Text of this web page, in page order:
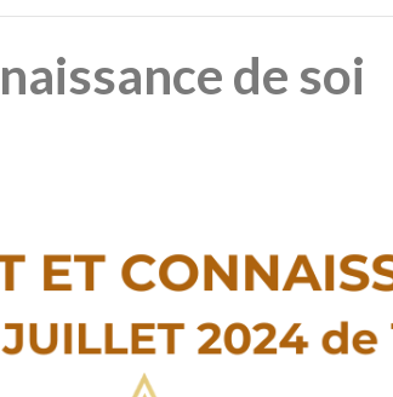
de soi